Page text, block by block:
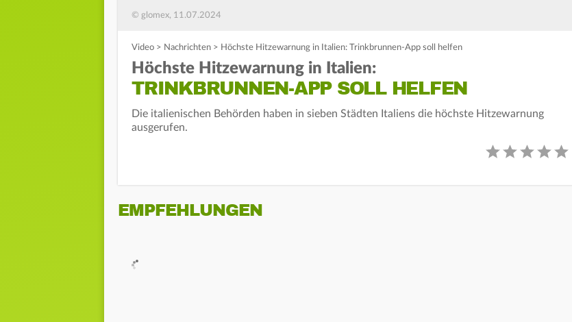
© glomex, 11.07.2024
Video > Nachrichten > Höchste Hitzewarnung in Italien: Trinkbrunnen-App soll helfen
Höchste Hitzewarnung in Italien:
TRINKBRUNNEN-APP SOLL HELFEN
Die italienischen Behörden haben in sieben Städten Italiens die höchste Hitzewarnung
ausgerufen.
EMPFEHLUNGEN